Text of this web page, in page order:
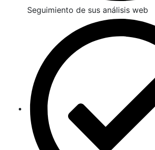
Seguimiento de sus análisis web